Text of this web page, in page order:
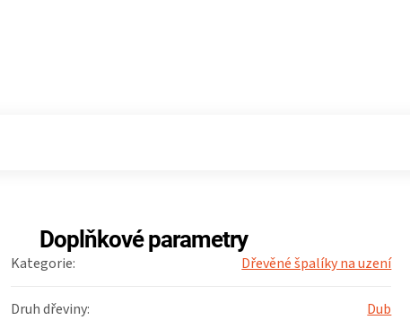
Doplňkové parametry
Kategorie: Dřevěné špalíky na uzení
Druh dřeviny: Dub